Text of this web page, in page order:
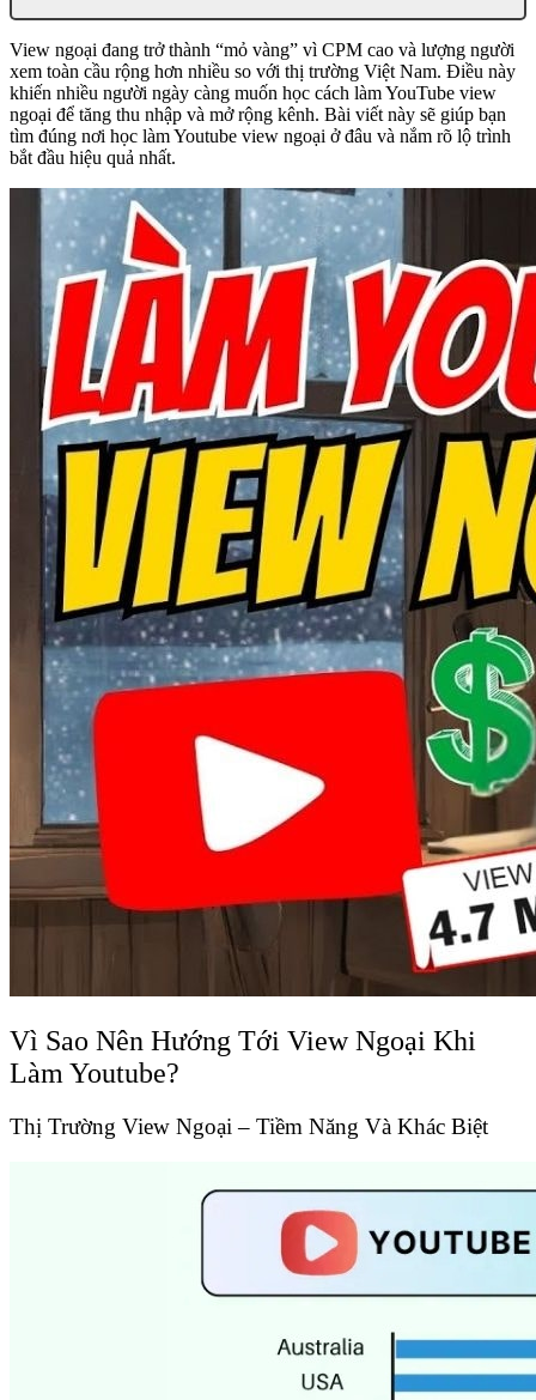
View ngoại đang trở thành “mỏ vàng” vì CPM cao và lượng người
xem toàn cầu rộng hơn nhiều so với thị trường Việt Nam. Điều này
khiến nhiều người ngày càng muốn học cách làm YouTube view
ngoại để tăng thu nhập và mở rộng kênh. Bài viết này sẽ giúp bạn
tìm đúng nơi học làm Youtube view ngoại ở đâu và nắm rõ lộ trình
bắt đầu hiệu quả nhất.
Vì Sao Nên Hướng Tới View Ngoại Khi
Làm Youtube?
Thị Trường View Ngoại – Tiềm Năng Và Khác Biệt